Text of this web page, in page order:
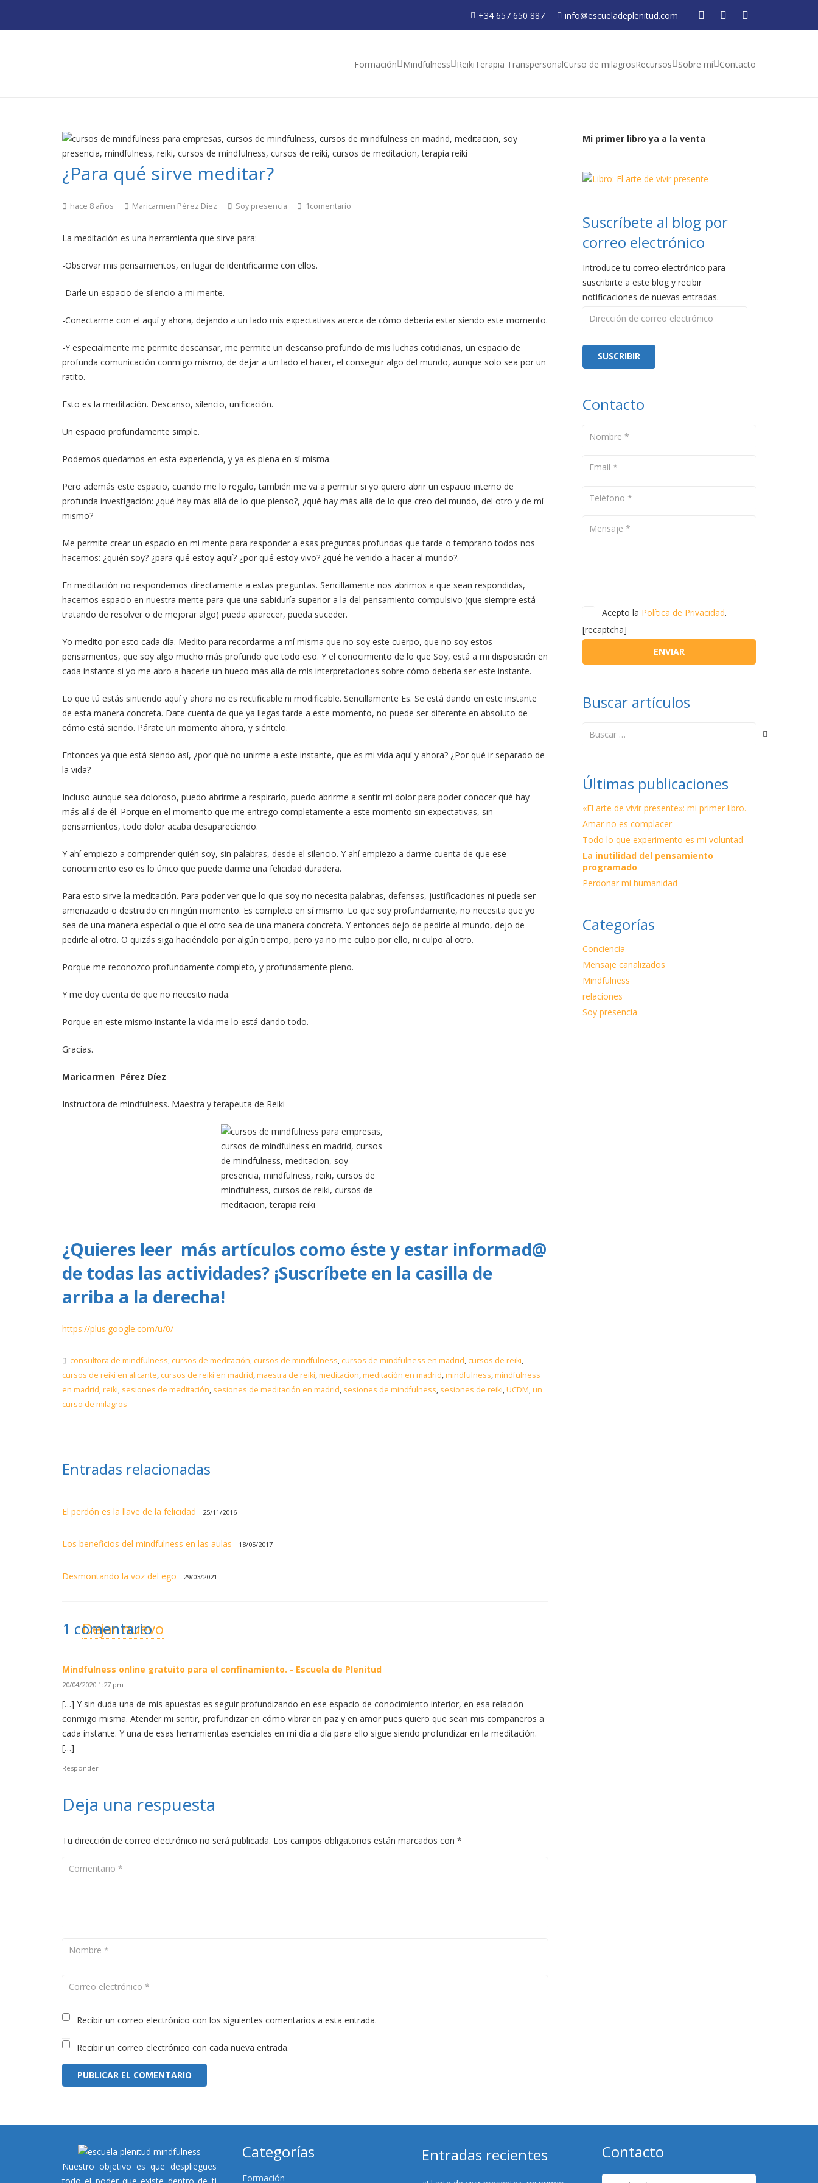
+34 657 650 887 info@escueladeplenitud.com
Formación Mindfulness ReikiTerapia TranspersonalCurso de milagrosRecursos Sobre mí Contacto
¿Para qué sirve meditar?
hace 8 años Maricarmen Pérez Díez Soy presencia 1comentario
La meditación es una herramienta que sirve para:
-Observar mis pensamientos, en lugar de identificarme con ellos.
-Darle un espacio de silencio a mi mente.
-Conectarme con el aquí y ahora, dejando a un lado mis expectativas acerca de cómo debería estar siendo este momento.
-Y especialmente me permite descansar, me permite un descanso profundo de mis luchas cotidianas, un espacio de
profunda comunicación conmigo mismo, de dejar a un lado el hacer, el conseguir algo del mundo, aunque solo sea por un
ratito.
Esto es la meditación. Descanso, silencio, unificación.
Un espacio profundamente simple.
Podemos quedarnos en esta experiencia, y ya es plena en sí misma.
Pero además este espacio, cuando me lo regalo, también me va a permitir si yo quiero abrir un espacio interno de
profunda investigación: ¿qué hay más allá de lo que pienso?, ¿qué hay más allá de lo que creo del mundo, del otro y de mí
mismo?
Me permite crear un espacio en mi mente para responder a esas preguntas profundas que tarde o temprano todos nos
hacemos: ¿quién soy? ¿para qué estoy aquí? ¿por qué estoy vivo? ¿qué he venido a hacer al mundo?.
En meditación no respondemos directamente a estas preguntas. Sencillamente nos abrimos a que sean respondidas,
hacemos espacio en nuestra mente para que una sabiduría superior a la del pensamiento compulsivo (que siempre está
tratando de resolver o de mejorar algo) pueda aparecer, pueda suceder.
Yo medito por esto cada día. Medito para recordarme a mí misma que no soy este cuerpo, que no soy estos
pensamientos, que soy algo mucho más profundo que todo eso. Y el conocimiento de lo que Soy, está a mi disposición en
cada instante si yo me abro a hacerle un hueco más allá de mis interpretaciones sobre cómo debería ser este instante.
Lo que tú estás sintiendo aquí y ahora no es rectificable ni modificable. Sencillamente Es. Se está dando en este instante
de esta manera concreta. Date cuenta de que ya llegas tarde a este momento, no puede ser diferente en absoluto de
cómo está siendo. Párate un momento ahora, y siéntelo.
Entonces ya que está siendo así, ¿por qué no unirme a este instante, que es mi vida aquí y ahora? ¿Por qué ir separado de
la vida?
Incluso aunque sea doloroso, puedo abrirme a respirarlo, puedo abrirme a sentir mi dolor para poder conocer qué hay
más allá de él. Porque en el momento que me entrego completamente a este momento sin expectativas, sin
pensamientos, todo dolor acaba desapareciendo.
Y ahí empiezo a comprender quién soy, sin palabras, desde el silencio. Y ahí empiezo a darme cuenta de que ese
conocimiento eso es lo único que puede darme una felicidad duradera.
Para esto sirve la meditación. Para poder ver que lo que soy no necesita palabras, defensas, justificaciones ni puede ser
amenazado o destruido en ningún momento. Es completo en sí mismo. Lo que soy profundamente, no necesita que yo
sea de una manera especial o que el otro sea de una manera concreta. Y entonces dejo de pedirle al mundo, dejo de
pedirle al otro. O quizás siga haciéndolo por algún tiempo, pero ya no me culpo por ello, ni culpo al otro.
Porque me reconozco profundamente completo, y profundamente pleno.
Y me doy cuenta de que no necesito nada.
Porque en este mismo instante la vida me lo está dando todo.
Gracias.
Maricarmen Pérez Díez
Instructora de mindfulness. Maestra y terapeuta de Reiki
¿Quieres leer más artículos como éste y estar informad@
de todas las actividades? ¡Suscríbete en la casilla de
arriba a la derecha!
https://plus.google.com/u/0/
consultora de mindfulness, cursos de meditación, cursos de mindfulness, cursos de mindfulness en madrid, cursos de reiki,
cursos de reiki en alicante, cursos de reiki en madrid,maestra de reiki,meditacion,meditación en madrid,mindfulness,mindfulness
en madrid,reiki, sesiones de meditación, sesiones de meditación en madrid, sesiones de mindfulness, sesiones de reiki,UCDM,un
curso de milagros
Entradas relacionadas
El perdón es la llave de la felicidad 25/11/2016
Los beneficios del mindfulness en las aulas 18/05/2017
Desmontando la voz del ego 29/03/2021
1 comentario
.Dejar nuevo
Mindfulness online gratuito para el confinamiento. - Escuela de Plenitud
20/04/2020 1:27 pm
[…] Y sin duda una de mis apuestas es seguir profundizando en ese espacio de conocimiento interior, en esa relación
conmigo misma. Atender mi sentir, profundizar en cómo vibrar en paz y en amor pues quiero que sean mis compañeros a
cada instante. Y una de esas herramientas esenciales en mi día a día para ello sigue siendo profundizar en la meditación.
[…]
Responder
Deja una respuesta
Tu dirección de correo electrónico no será publicada. Los campos obligatorios están marcados con *
Recibir un correo electrónico con los siguientes comentarios a esta entrada.
Recibir un correo electrónico con cada nueva entrada.
PUBLICAR EL COMENTARIO
Mi primer libro ya a la venta
Suscríbete al blog por
correo electrónico
Introduce tu correo electrónico para
suscribirte a este blog y recibir
notificaciones de nuevas entradas.
de
electrónico
SUSCRIBIR
Contacto
Acepto la Política de Privacidad.
[recaptcha]
Buscar artículos
Últimas publicaciones
«El arte de vivir presente»: mi primer libro.
Amar no es complacer
Todo lo que experimento es mi voluntad
La inutilidad del pensamiento
programado
Perdonar mi humanidad
Categorías
Conciencia
Mensaje canalizados
Mindfulness
relaciones
Soy presencia
Nuestro objetivo es que despliegues
Categorías
Formación
Entradas recientes Contacto